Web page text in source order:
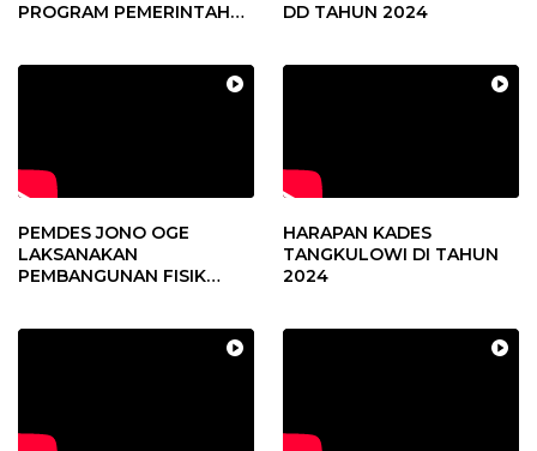
PROGRAM PEMERINTAH
DD TAHUN 2024
PEMDES JONO OGE
LAKSANAKAN
PEMBANGUNAN FISIK
HARAPAN KADES
TANGKULOWI DI TAHUN
2024